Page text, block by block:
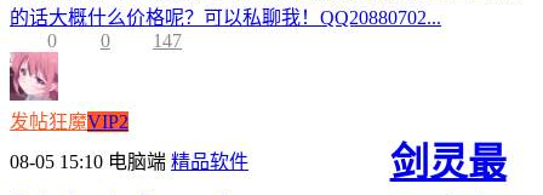
的话大概什么价格呢？可以私聊我！QQ20880702...
0
0 147
发帖狂魔VIP2
08-05 15:10 电脑端 精品软件
剑灵最